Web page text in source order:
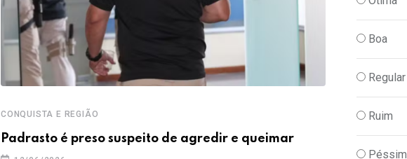
CONQUISTA E REGIÃO
Padrasto é preso suspeito de agredir e queimar
CONQUISTA E
Prefeitos
Lemos
Boa
Regular
Ruim